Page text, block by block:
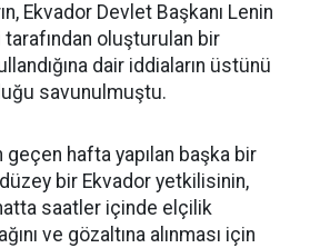
Ekvador Devlet Başkanı Lenin
oluşturulan bir
dair iddiaların üstünü
savunulmuştu.
hafta yapılan başka bir
bir Ekvador yetkilisinin,
saatler içinde elçilik
ve gözaltına alınması için